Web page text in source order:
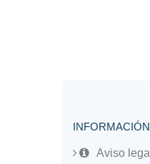
INFORMACIÓN
Aviso legal